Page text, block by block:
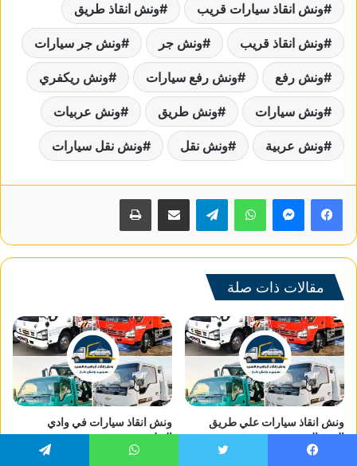
ونش انقاذ سيارات قريب ونش انقاذ طريق
ونش انقاذ قريب ونش جر ونش جر سيارات
ونش رفع ونش رفع سيارات ونش ريكفري
ونش سيارات ونش طريق ونش عربيات
ونش عربية ونش نقل ونش نقل سيارات
واتساب
مقالات ذات صلة
ونش انقاذ سيارات علي طريق
العين السخنة
ونش انقاذ سيارات في وادي
النطرون